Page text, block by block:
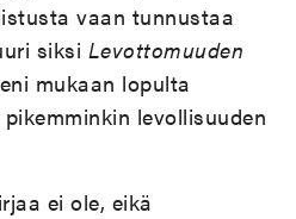
vaan tunnustaa
siksi Levottomuuden
mukaan lopulta
levollisuuden
ei ole, eikä